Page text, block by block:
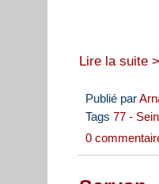
Lire la suite
Publié par
Tags 77 -
0